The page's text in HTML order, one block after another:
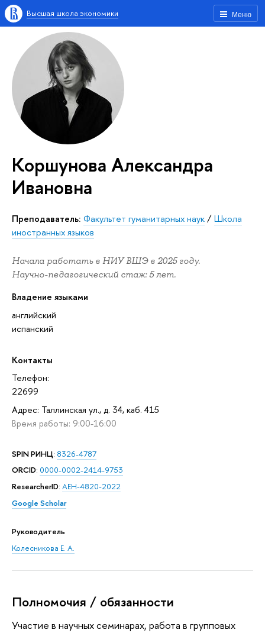
Меню
Высшая школа экономики
Коршунова Александра
Ивановна
Преподаватель: Факультет гуманитарных наук/Школа
иностранных языков
Начала работать в НИУ ВШЭ в 2025 году.
Научно-педагогический стаж: 5 лет.
Владение языками
английский
испанский
Контакты
Телефон:
22699
Адрес: Таллинская ул., д. 34, каб. 415
Время работы: 9:00-16:00
SPIN РИНЦ: 8326-4787
ORCID: 0000-0002-2414-9753
ResearcherID: AEH-4820-2022
Google Scholar
Руководитель
Колесникова Е. А.
Полномочия / обязанности
Участие в научных семинарах, работа в групповых